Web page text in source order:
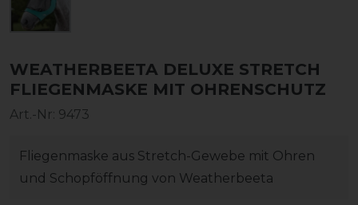
WEATHERBEETA DELUXE STRETCH
FLIEGENMASKE MIT OHRENSCHUTZ
Art.-Nr: 9473
Fliegenmaske aus Stretch-Gewebe mit Ohren
und Schopföffnung von Weatherbeeta